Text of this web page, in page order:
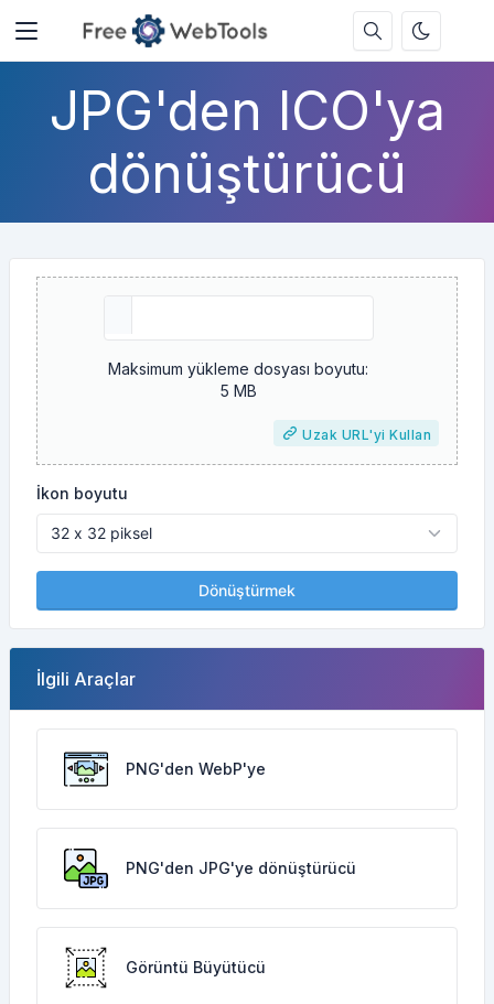
JPG'den ICO'ya
dönüştürücü
Maksimum yükleme dosyası boyutu:
5 MB
Uzak URL'yi Kullan
İkon boyutu
Dönüştürmek
İlgili Araçlar
PNG'den WebP'ye
PNG'den JPG'ye dönüştürücü
Görüntü Büyütücü